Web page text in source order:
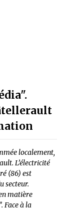
localement,
L’électricité
(86) est
secteur.
matière
Face à la